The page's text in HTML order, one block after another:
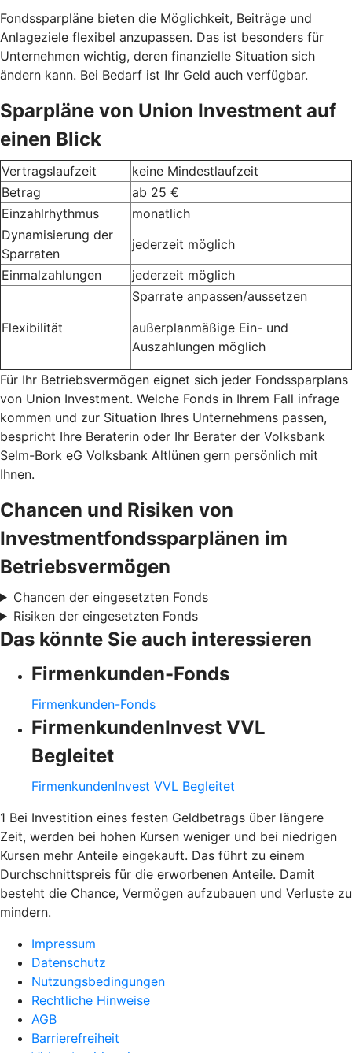
Fondssparpläne bieten die Möglichkeit, Beiträge und
Anlageziele flexibel anzupassen. Das ist besonders für
Unternehmen wichtig, deren finanzielle Situation sich
ändern kann. Bei Bedarf ist Ihr Geld auch verfügbar.
Sparpläne von Union Investment auf
einen Blick
Vertragslaufzeit
keine Mindestlaufzeit
Betrag
ab 25 €
Einzahlrhythmus
monatlich
Dynamisierung der
Sparraten
jederzeit möglich
Einmalzahlungen
jederzeit möglich
Flexibilität
Sparrate anpassen/aussetzen
außerplanmäßige Ein- und
Auszahlungen möglich
Für Ihr Betriebsvermögen eignet sich jeder Fondssparplans
von Union Investment. Welche Fonds in Ihrem Fall infrage
kommen und zur Situation Ihres Unternehmens passen,
bespricht Ihre Beraterin oder Ihr Berater der Volksbank
Selm-Bork eG Volksbank Altlünen gern persönlich mit
Ihnen.
Chancen und Risiken von
Investmentfondssparplänen im
Betriebsvermögen
Chancen der eingesetzten Fonds
Risiken der eingesetzten Fonds
Das könnte Sie auch interessieren
Firmenkunden-Fonds
Firmenkunden-Fonds
FirmenkundenInvest VVL
Begleitet
FirmenkundenInvest VVL Begleitet
1 Bei Investition eines festen Geldbetrags über längere
Zeit, werden bei hohen Kursen weniger und bei niedrigen
Kursen mehr Anteile eingekauft. Das führt zu einem
Durchschnittspreis für die erworbenen Anteile. Damit
besteht die Chance, Vermögen aufzubauen und Verluste zu
mindern.
Impressum
Datenschutz
Nutzungsbedingungen
Rechtliche Hinweise
AGB
Barrierefreiheit